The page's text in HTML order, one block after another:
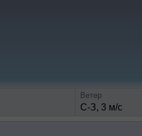
Ветер
С-З, 3 м/с